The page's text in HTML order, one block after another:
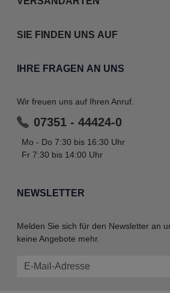
NEWSLETTER
Melden Sie sich für den Newsletter an
keine Angebote mehr.
SIE FINDEN UNS AUF
IHRE FRAGEN AN UNS
Wir freuen uns auf Ihren Anruf.
07351 - 44424-0
Mo - Do 7:30 bis 16:30 Uhr
Fr 7:30 bis 14:00 Uhr